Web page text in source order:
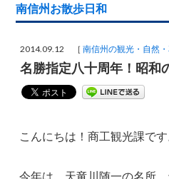
南信州お散歩日和
2014.09.12 ［南信州の観光・自然
名勝指定八十周年！昭
こんにちは！商工観光課です
今年は、天竜川随一の名所